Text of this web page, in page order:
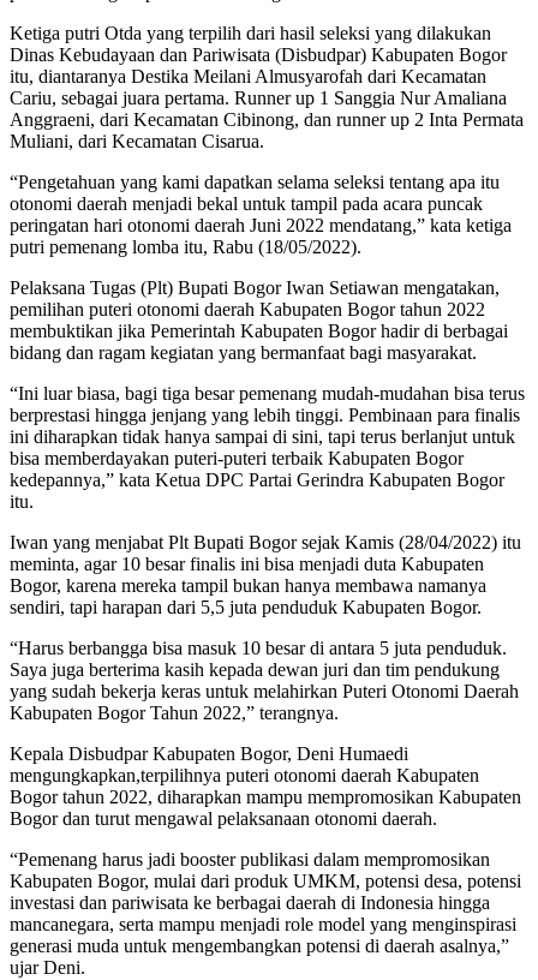
Ketiga putri Otda yang terpilih dari hasil seleksi yang dilakukan
Dinas Kebudayaan dan Pariwisata (Disbudpar) Kabupaten Bogor
itu, diantaranya Destika Meilani Almusyarofah dari Kecamatan
Cariu, sebagai juara pertama. Runner up 1 Sanggia Nur Amaliana
Anggraeni, dari Kecamatan Cibinong, dan runner up 2 Inta Permata
Muliani, dari Kecamatan Cisarua.
“Pengetahuan yang kami dapatkan selama seleksi tentang apa itu
otonomi daerah menjadi bekal untuk tampil pada acara puncak
peringatan hari otonomi daerah Juni 2022 mendatang,” kata ketiga
putri pemenang lomba itu, Rabu (18/05/2022).
Pelaksana Tugas (Plt) Bupati Bogor Iwan Setiawan mengatakan,
pemilihan puteri otonomi daerah Kabupaten Bogor tahun 2022
membuktikan jika Pemerintah Kabupaten Bogor hadir di berbagai
bidang dan ragam kegiatan yang bermanfaat bagi masyarakat.
“Ini luar biasa, bagi tiga besar pemenang mudah-mudahan bisa terus
berprestasi hingga jenjang yang lebih tinggi. Pembinaan para finalis
ini diharapkan tidak hanya sampai di sini, tapi terus berlanjut untuk
bisa memberdayakan puteri-puteri terbaik Kabupaten Bogor
kedepannya,” kata Ketua DPC Partai Gerindra Kabupaten Bogor
itu.
Iwan yang menjabat Plt Bupati Bogor sejak Kamis (28/04/2022) itu
meminta, agar 10 besar finalis ini bisa menjadi duta Kabupaten
Bogor, karena mereka tampil bukan hanya membawa namanya
sendiri, tapi harapan dari 5,5 juta penduduk Kabupaten Bogor.
“Harus berbangga bisa masuk 10 besar di antara 5 juta penduduk.
Saya juga berterima kasih kepada dewan juri dan tim pendukung
yang sudah bekerja keras untuk melahirkan Puteri Otonomi Daerah
Kabupaten Bogor Tahun 2022,” terangnya.
Kepala Disbudpar Kabupaten Bogor, Deni Humaedi
mengungkapkan,terpilihnya puteri otonomi daerah Kabupaten
Bogor tahun 2022, diharapkan mampu mempromosikan Kabupaten
Bogor dan turut mengawal pelaksanaan otonomi daerah.
“Pemenang harus jadi booster publikasi dalam mempromosikan
Kabupaten Bogor, mulai dari produk UMKM, potensi desa, potensi
investasi dan pariwisata ke berbagai daerah di Indonesia hingga
mancanegara, serta mampu menjadi role model yang menginspirasi
generasi muda untuk mengembangkan potensi di daerah asalnya,”
ujar Deni.